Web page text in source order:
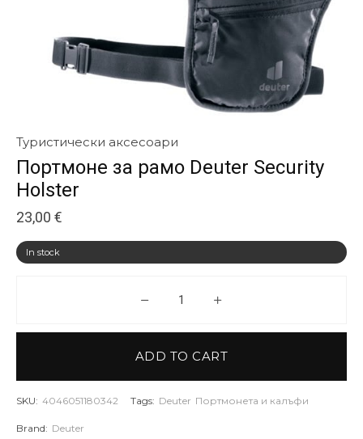
Туристически аксесоари
Портмоне за рамо Deuter Security
Holster
23,00 €
In stock
Портмоне за рамо Deuter
ADD TO CART
SKU: 4046051180342 Tags: Deuter Портмонета и калъфи
Brand: Deuter